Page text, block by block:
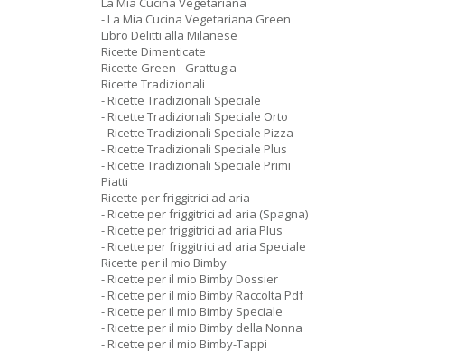
- La Mia Cucina Vegetariana Green
Libro Delitti alla Milanese
Ricette Dimenticate
Ricette Green - Grattugia
Ricette Tradizionali
- Ricette Tradizionali Speciale
- Ricette Tradizionali Speciale Orto
- Ricette Tradizionali Speciale Pizza
- Ricette Tradizionali Speciale Plus
- Ricette Tradizionali Speciale Primi
Piatti
Ricette per friggitrici ad aria
- Ricette per friggitrici ad aria (Spagna)
- Ricette per friggitrici ad aria Plus
- Ricette per friggitrici ad aria Speciale
Ricette per il mio Bimby
- Ricette per il mio Bimby Dossier
- Ricette per il mio Bimby Raccolta Pdf
- Ricette per il mio Bimby Speciale
- Ricette per il mio Bimby della Nonna
- Ricette per il mio Bimby-Tappi